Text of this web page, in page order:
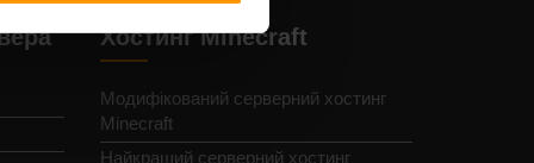
Хостинг Minecraft
Модифікований серверний хостинг
Minecraft
Найкращий серверний хостинг